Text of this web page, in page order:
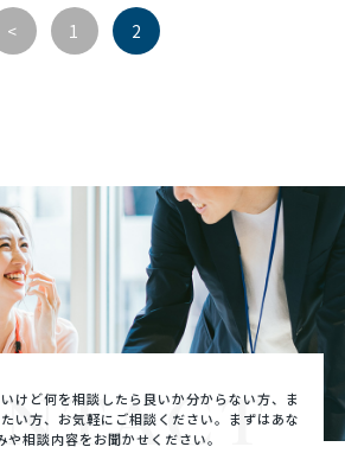
< 1 2
けど何を相談したら良いか分からない方、ま
い方、 お気軽にご相談ください。まずはあな
や相談内容をお聞かせください。